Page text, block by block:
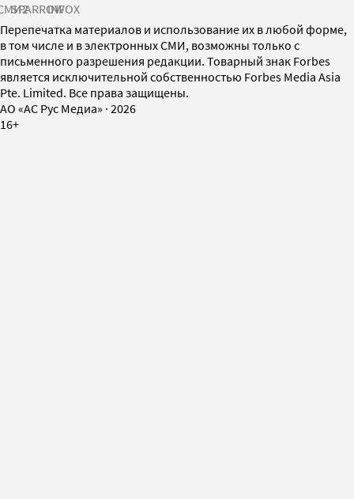
SPARROWINFOX
Перепечатка материалов и использование их в любой форме,
в том числе и в электронных СМИ, возможны только с
письменного разрешения редакции. Товарный знак Forbes
является исключительной собственностью Forbes Media Asia
Pte. Limited. Все права защищены.
AO «АС Рус Медиа» · 2026
16+